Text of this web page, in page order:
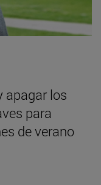
apagar los
para
de verano